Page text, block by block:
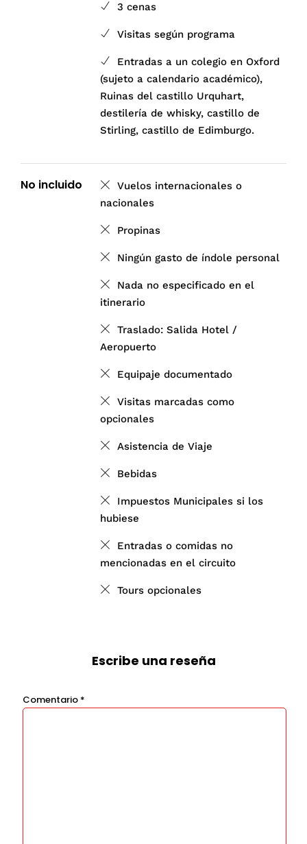
3 cenas
Visitas según programa
Entradas a un colegio en Oxford
(sujeto a calendario académico),
Ruinas del castillo Urquhart,
destilería de whisky, castillo de
Stirling, castillo de Edimburgo.
No incluido
Vuelos internacionales o
nacionales
Propinas
Ningún gasto de índole personal
Nada no especificado en el
itinerario
Traslado: Salida Hotel /
Aeropuerto
Equipaje documentado
Visitas marcadas como
opcionales
Asistencia de Viaje
Bebidas
Impuestos Municipales si los
hubiese
Entradas o comidas no
mencionadas en el circuito
Tours opcionales
Escribe una reseña
Comentario *